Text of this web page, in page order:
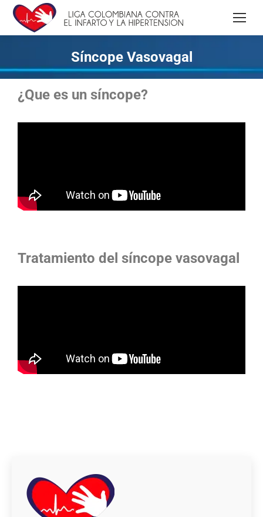
Síncope Vasovagal
¿Que es un síncope?
Tratamiento del síncope vasovagal